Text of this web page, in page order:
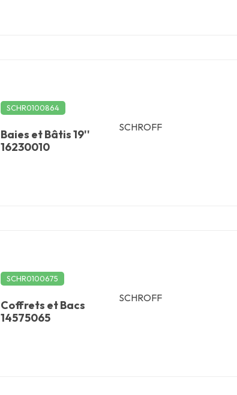
SCHR0100864
Baies et Bâtis 19''
16230010
SCHROFF
SCHR0100675
Coffrets et Bacs
14575065
SCHROFF